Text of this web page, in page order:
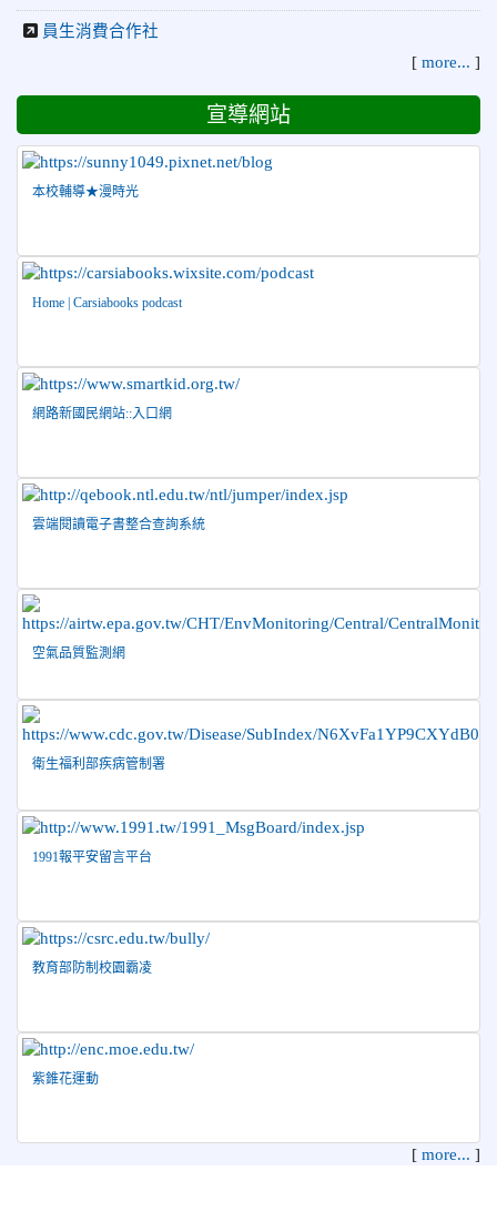
2026-07-21
榮譽
賀 本校游泳隊參加 2026全國青少年游泳
錦標賽 榮獲佳績！
賀 本校跆拳道隊參加115年第十八屆全國
跆拳道品勢錦標賽 榮獲佳績！
2026-06-30 檢送「花蓮縣115學年度推動國民中學充實校安
人力聯合甄選簡章」1份，敬請協助公告周知，請查照。
2026-06-29
榮譽
2026-06-16
榮譽
賀 本校跆拳道隊參加115年第三十三屆全
國少年跆拳道錦標賽 榮獲佳績！
2026-06-10
2026-06-09
榮譽
賀 本校籃球隊參加 2026花蓮縣第46屆假
日盃籃球賽 榮獲季軍！
2026-06-02
賀 本校跆拳道隊參加 115年花蓮縣「縣
長盃」跆拳道錦標賽暨全國少年盃花蓮縣代表隊選拔賽 榮獲
2026-05-03
榮譽
賀! 本校參加全縣低年級英語口說比賽-
Show and Tell榮獲佳績
2026-04-30 國稅局「114年度綜合所得稅結算申報」宣導內
2026-04-27
榮譽
賀 本校籃球隊參加115年花蓮縣縣長盃籃
球錦標賽 榮獲亞軍！
2026-04-09
公告
2026-04-08
榮譽 115年PaGamO寒假作業獲獎名單
員生消費合作社
[ more... ]
宣導網站
本校輔導★漫時光
Home | Carsiabooks podcast
網路新國民網站::入口網
雲端閱讀電子書整合查詢系統
空氣品質監測網
衛生福利部疾病管制署
1991報平安留言平台
教育部防制校園霸凌
紫錐花運動
[ more... ]